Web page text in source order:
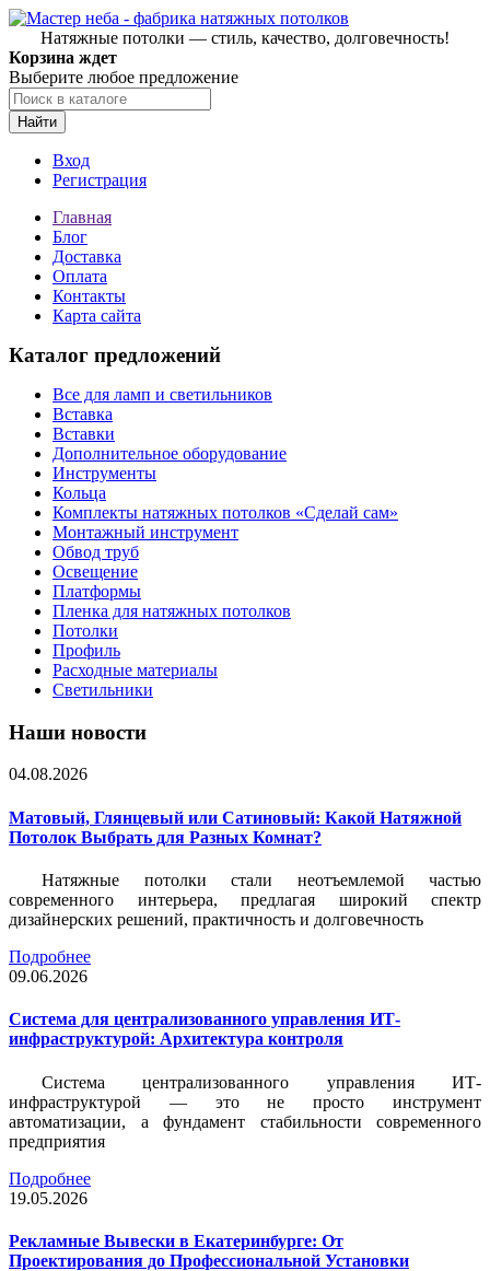
Натяжные потолки — стиль, качество, долговечность!
Корзина ждет
Выберите любое предложение
Найти
Вход
Регистрация
Главная
Блог
Доставка
Оплата
Контакты
Карта сайта
Каталог предложений
Все для ламп и светильников
Вставка
Вставки
Дополнительное оборудование
Инструменты
Кольца
Комплекты натяжных потолков «Сделай сам»
Монтажный инструмент
Обвод труб
Освещение
Платформы
Пленка для натяжных потолков
Потолки
Профиль
Расходные материалы
Светильники
Наши новости
04.08.2026
Матовый, Глянцевый или Сатиновый: Какой Натяжной
Потолок Выбрать для Разных Комнат?
Натяжные потолки стали неотъемлемой частью
современного интерьера, предлагая широкий спектр
дизайнерских решений, практичность и долговечность
Подробнее
09.06.2026
Система для централизованного управления ИТ-
инфраструктурой: Архитектура контроля
Система централизованного управления ИТ-
инфраструктурой — это не просто инструмент
автоматизации, а фундамент стабильности современного
предприятия
Подробнее
19.05.2026
Рекламные Вывески в Екатеринбурге: От
Проектирования до Профессиональной Установки